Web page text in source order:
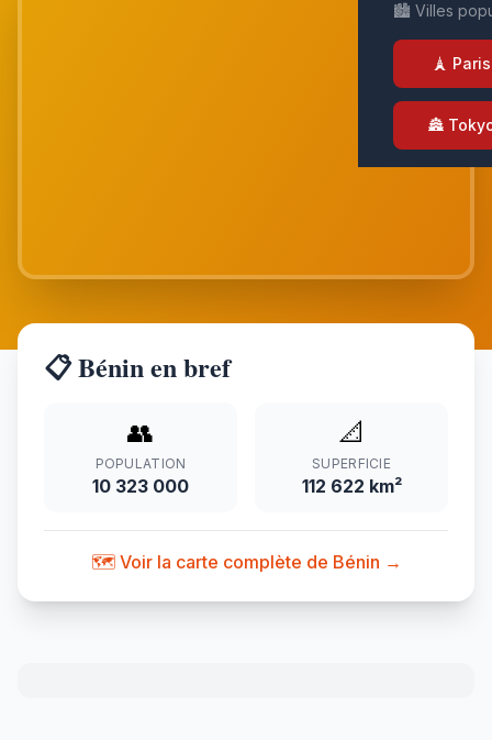
🏙️ Villes
🗼 Paris
🏯
📋 Bénin en bref
👥
POPULATION
10 323 000
📐
SUPERFICIE
112 622 km²
🗺️ Voir la carte complète de Bénin →